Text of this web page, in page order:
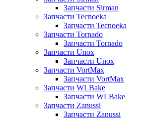
Запчасти Sirman
Запчасти Tecnoeka
Запчасти Tecnoeka
Запчасти Tornado
Запчасти Tornado
Запчасти Unox
Запчасти Unox
Запчасти VortMax
Запчасти VortMax
Запчасти WLBake
Запчасти WLBake
Запчасти Zanussi
Запчасти Zanussi